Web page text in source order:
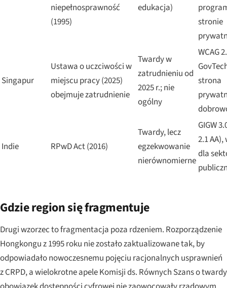
niepełnosprawność
(1995)
edukacja)
stronie
Singapur
Ustawa o uczciwości w
miejscu pracy (2025)
obejmuje zatrudnienie
Twardy w
zatrudnieniu od
2025 r.; nie
ogólny
WCAG
strona
Indie RPwD Act (2016)
Twardy, lecz
egzekwowanie
nierównomierne
GIGW
2.1
dla
Gdzie region się fragmentuje
Drugi wzorzec to fragmentacja poza rdzeniem. Rozporządzenie
Hongkongu z 1995 roku nie zostało zaktualizowane tak, by
odpowiadało nowoczesnemu pojęciu racjonalnych usprawnień
z CRPD, a wielokrotne apele Komisji ds. Równych Szans o twardy